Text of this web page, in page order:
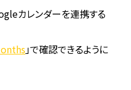
カレンダーを連携する
」で確認できるように